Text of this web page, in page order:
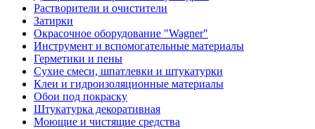
Растворители и очистители
Затирки
Окрасочное оборудование "Wagner"
Инструмент и вспомогательные материалы
Герметики и пены
Сухие смеси, шпатлевки и штукатурки
Клеи и гидроизоляционные материалы
Обои под покраску
Штукатурка декоративная
Моющие и чистящие средства